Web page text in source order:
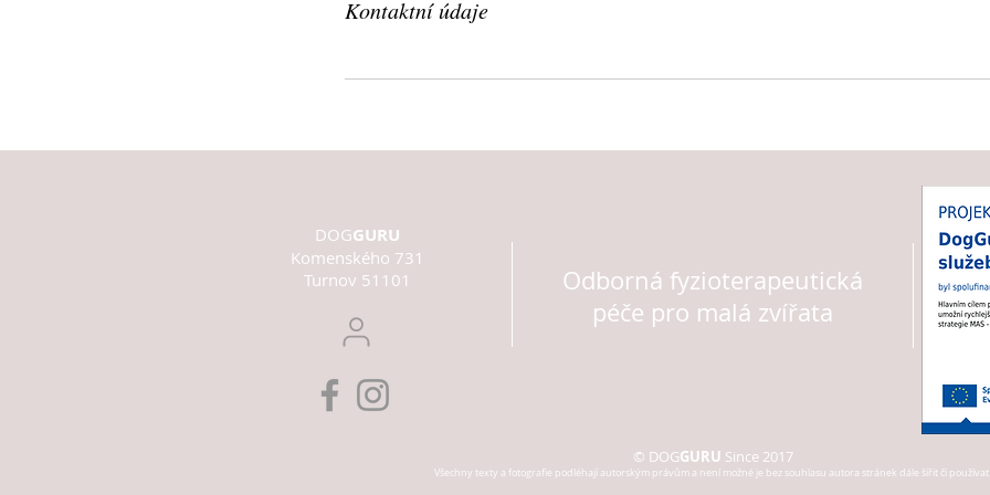
Kontaktní údaje
DOGGURU
Komenského 731
Turnov 51101
Odborná fyzioterapeutická
péče pro malá zvířata
© DOGGURU Since 2017
Všechny texty a fotografie podléhají autorským právům a není možné je bez souhlasu autora stránek dále šířit či používat.